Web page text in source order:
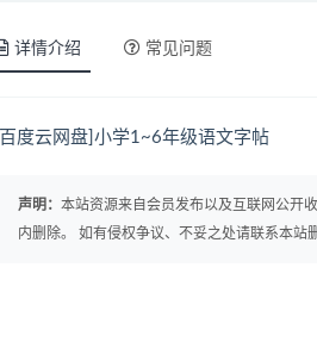
详情介绍 常见问题
[百度云网盘]小学1~6年级语文字帖
声明： 本站资源来自会员发布以及互联网公开
内删除。 如有侵权争议、不妥之处请联系本站